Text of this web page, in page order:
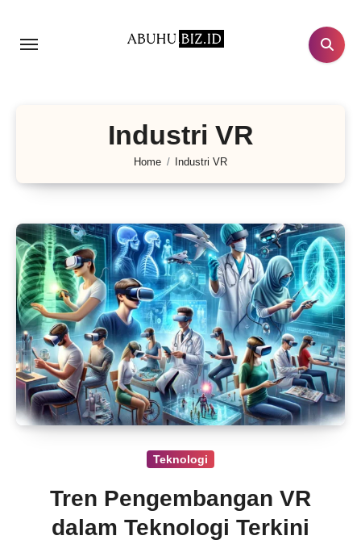
Industri VR
Home Industri VR
Teknologi
Tren Pengembangan VR
dalam Teknologi Terkini